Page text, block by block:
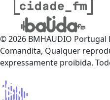
© 2026 BMHAUDIO
Comandita, Qualquer
expressamente proibida.